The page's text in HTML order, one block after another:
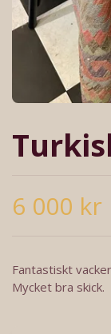
6 000 kr
Fantastiskt
Mycket bra skick.